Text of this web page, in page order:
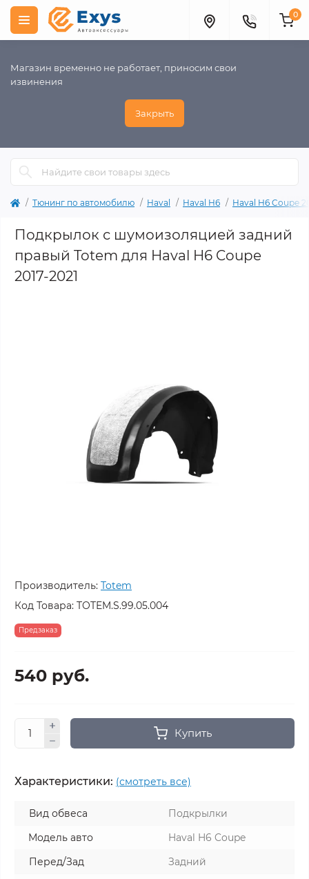
Магазин временно не работает, приносим свои
извинения
Закрыть
0
Тюнинг по автомобилю Haval Haval H6 Haval H6 Coupe
Подкрылок с шумоизоляцией задний
правый Totem для Haval H6 Coupe
2017-2021
Производитель: Totem
Код Товара: TOTEM.S.99.05.004
Предзаказ
540 руб.
Купить
Характеристики: (смотреть все)
Вид обвеса
Подкрылки
Модель авто
Haval H6 Coupe
Перед/Зад
Задний